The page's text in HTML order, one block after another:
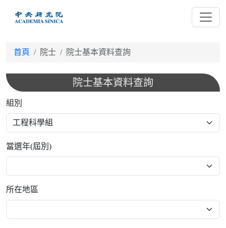
首頁 院士 院士基本資料查詢
院士基本資料查詢
組別
當選年(屆別)
所在地區